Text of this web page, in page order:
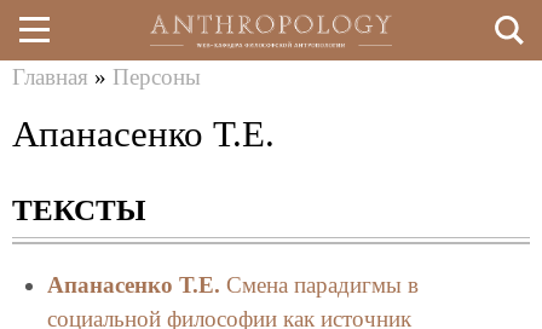
Перейти
к
содержанию
здесь
Главная » Персоны
Апанасенко Т.Е.
ТЕКСТЫ
Апанасенко Т.Е. Смена парадигмы в
социальной философии как источник